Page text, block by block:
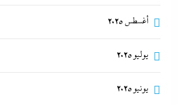
أغسطس 2025
يوليو 2025
يونيو 2025